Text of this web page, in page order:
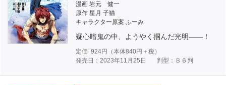
漫画 岩元 健一
原作 星月 子猫
キャラクター原案 ふーみ
疑心暗鬼の中、ようやく掴んだ光明――！
定価 924円（本体840円＋税）
発売日：2023年11月25日
判型：Ｂ６判